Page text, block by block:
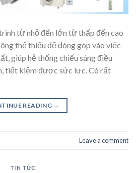
từ nhỏ đến lớn từ thấp đến cao
thể thiếu để đóng góp vào việc
giúp hệ thống chiếu sáng điều
tiết kiệm được sức lực. Có rất
READING →
Leave a comment
TIN TỨC